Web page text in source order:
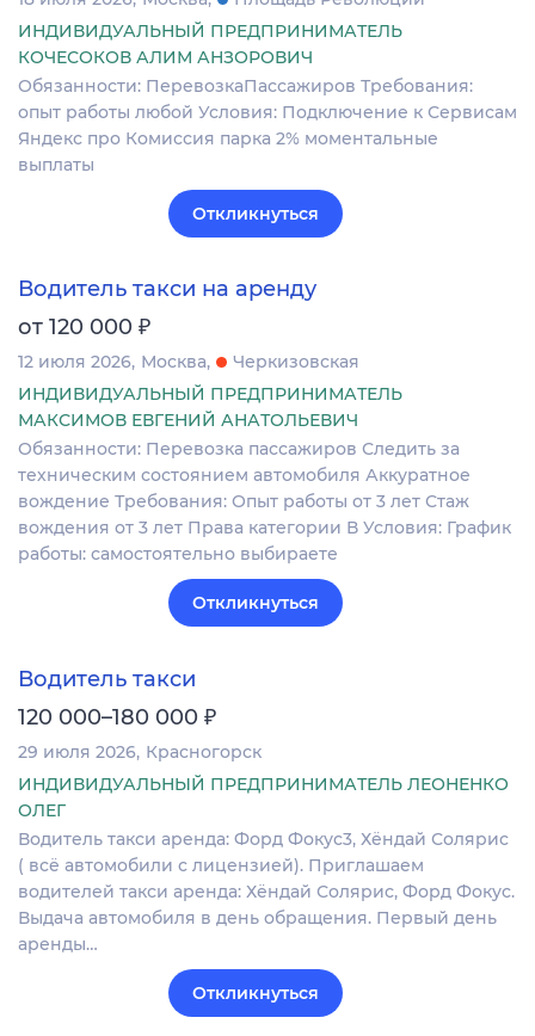
ИНДИВИДУАЛЬНЫЙ ПРЕДПРИНИМАТЕЛЬ
КОЧЕСОКОВ АЛИМ АНЗОРОВИЧ
Обязанности: ПеревозкаПассажиров Требования:
опыт работы любой Условия: Подключение к Сервисам
Яндекс про Комиссия парка 2% моментальные
выплаты
Откликнуться
Водитель такси на аренду
от 120 000 ₽
12 июля 2026 Москва
Черкизовская
ИНДИВИДУАЛЬНЫЙ ПРЕДПРИНИМАТЕЛЬ
МАКСИМОВ ЕВГЕНИЙ АНАТОЛЬЕВИЧ
Обязанности: Перевозка пассажиров Следить за
техническим состоянием автомобиля Аккуратное
вождение Требования: Опыт работы от 3 лет Стаж
вождения от 3 лет Права категории В Условия: График
работы: самостоятельно выбираете
Откликнуться
Водитель такси
120 000–180 000 ₽
29 июля 2026 Красногорск
ИНДИВИДУАЛЬНЫЙ ПРЕДПРИНИМАТЕЛЬ ЛЕОНЕНКО
ОЛЕГ
Водитель такси аренда: Форд Фокус3, Хёндай Солярис
( всё автомобили с лицензией). Приглашаем
водителей такси аренда: Хёндай Солярис, Форд Фокус.
Выдача автомобиля в день обращения. Первый день
аренды…
Откликнуться